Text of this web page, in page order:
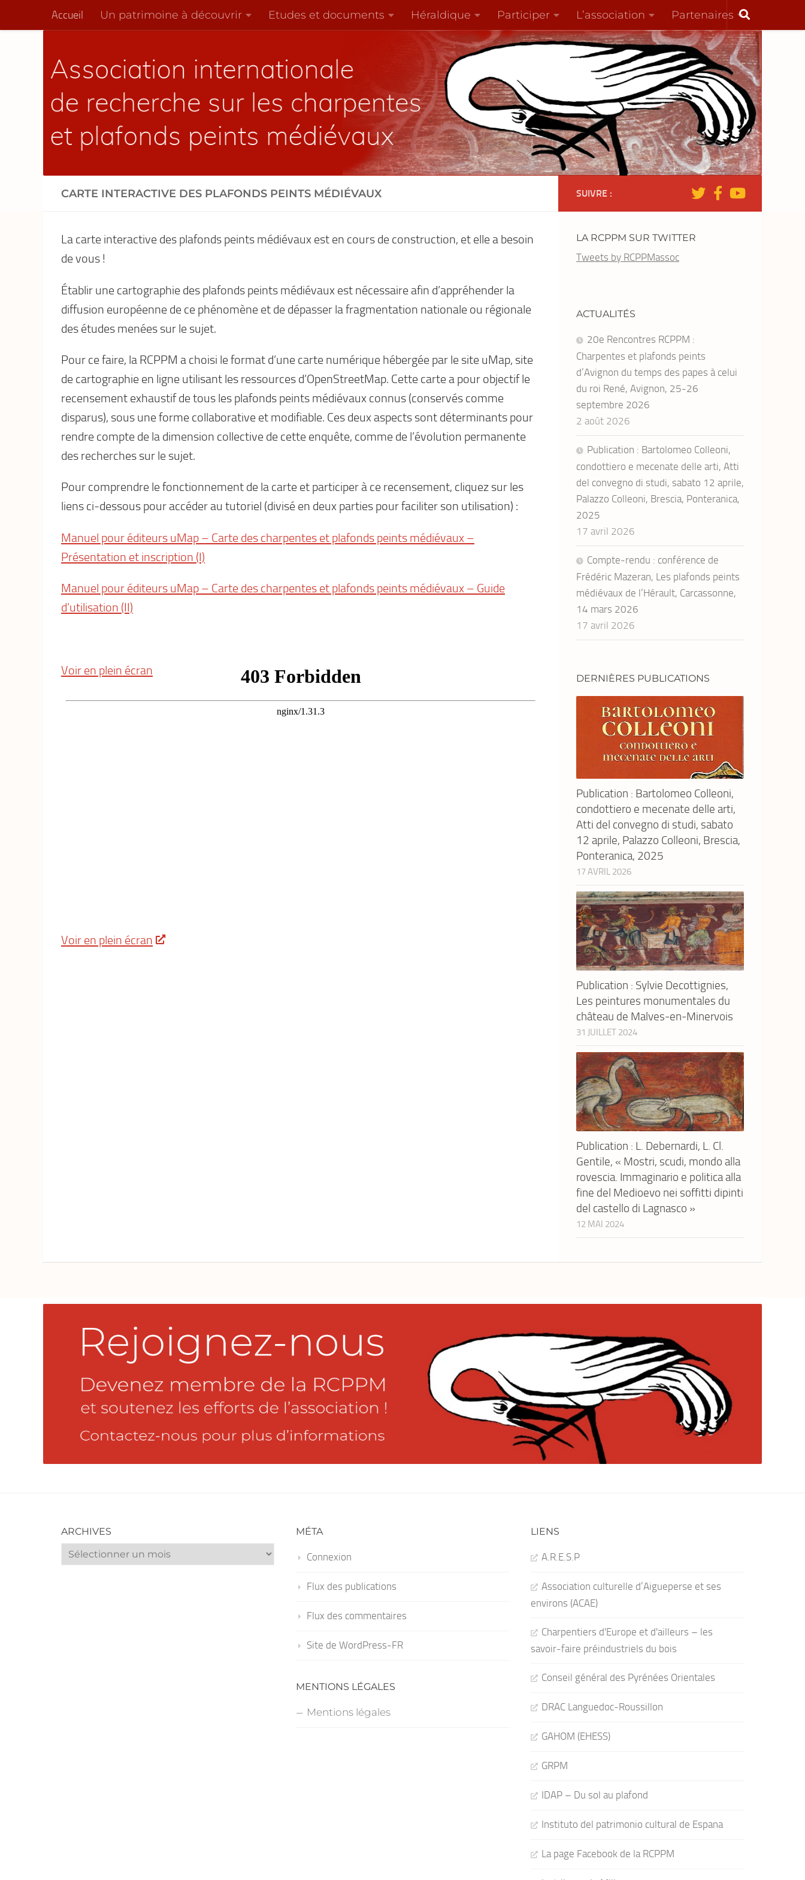
Skip to content
Accueil Un patrimoine à découvrir Etudes et documents Héraldique Participer L’association Partenaires
CARTE INTERACTIVE DES PLAFONDS PEINTS MÉDIÉVAUX
La carte interactive des plafonds peints médiévaux est en cours de construction, et elle a besoin
de vous !
Établir une cartographie des plafonds peints médiévaux est nécessaire afin d’appréhender la
diffusion européenne de ce phénomène et de dépasser la fragmentation nationale ou régionale
des études menées sur le sujet.
Pour ce faire, la RCPPM a choisi le format d’une carte numérique hébergée par le site uMap, site
de cartographie en ligne utilisant les ressources d’OpenStreetMap. Cette carte a pour objectif le
recensement exhaustif de tous les plafonds peints médiévaux connus (conservés comme
disparus), sous une forme collaborative et modifiable. Ces deux aspects sont déterminants pour
rendre compte de la dimension collective de cette enquête, comme de l’évolution permanente
des recherches sur le sujet.
Pour comprendre le fonctionnement de la carte et participer à ce recensement, cliquez sur les
liens ci-dessous pour accéder au tutoriel (divisé en deux parties pour faciliter son utilisation) :
Manuel pour éditeurs uMap – Carte des charpentes et plafonds peints médiévaux –
Présentation et inscription (I)
Manuel pour éditeurs uMap – Carte des charpentes et plafonds peints médiévaux – Guide
d’utilisation (II)
Voir en plein écran
Voir en plein écran
SUIVRE :
LA RCPPM SUR TWITTER
Tweets by RCPPMassoc
ACTUALITÉS
20e Rencontres RCPPM :
Charpentes et plafonds peints
d’Avignon du temps des papes à celui
du roi René, Avignon, 25-26
septembre 2026
2 août 2026
Publication : Bartolomeo Colleoni,
condottiero e mecenate delle arti, Atti
del convegno di studi, sabato 12 aprile,
Palazzo Colleoni, Brescia, Ponteranica,
2025
17 avril 2026
Compte-rendu : conférence de
Frédéric Mazeran, Les plafonds peints
médiévaux de l’Hérault, Carcassonne,
14 mars 2026
17 avril 2026
DERNIÈRES PUBLICATIONS
Publication : Bartolomeo Colleoni,
condottiero e mecenate delle arti,
Atti del convegno di studi, sabato
12 aprile, Palazzo Colleoni, Brescia,
Ponteranica, 2025
17 AVRIL 2026
Publication : Sylvie Decottignies,
Les peintures monumentales du
château de Malves-en-Minervois
31 JUILLET 2024
Publication : L. Debernardi, L. Cl.
Gentile, « Mostri, scudi, mondo alla
rovescia. Immaginario e politica alla
fine del Medioevo nei soffitti dipinti
del castello di Lagnasco »
12 MAI 2024
ARCHIVES
Archives
MÉTA
Connexion
Flux des publications
Flux des commentaires
Site de WordPress-FR
MENTIONS LÉGALES
Mentions légales
LIENS
A.R.E.S.P
Association culturelle d’Aigueperse et ses
environs (ACAE)
Charpentiers d'Europe et d'ailleurs – les
savoir-faire préindustriels du bois
Conseil général des Pyrénées Orientales
DRAC Languedoc-Roussillon
GAHOM (EHESS)
GRPM
IDAP – Du sol au plafond
Instituto del patrimonio cultural de Espana
La page Facebook de la RCPPM